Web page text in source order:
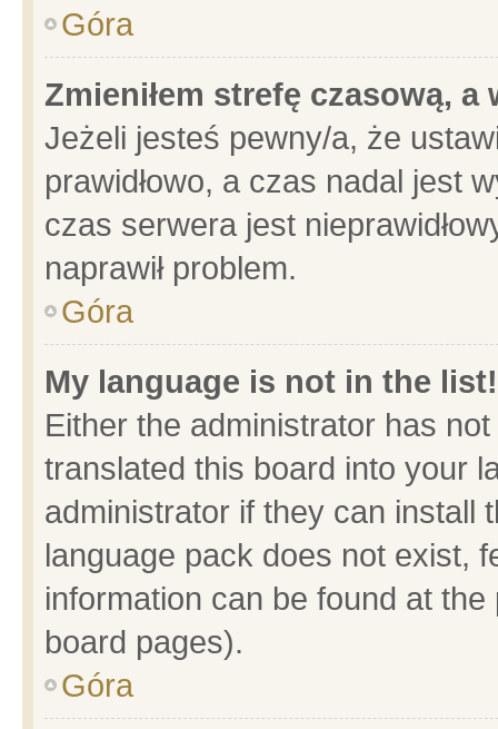
Góra
Zmieniłem strefę czasową,
Jeżeli jesteś pewny/a, że
prawidłowo, a czas nadal jest
czas serwera jest
naprawił problem.
Góra
My language is not in the list!
Either the administrator has
translated this board into your
administrator if they can install
language pack does not exist,
information can be found at
board pages).
Góra